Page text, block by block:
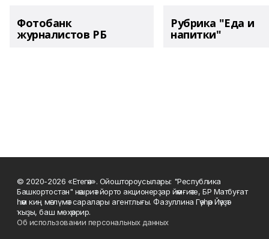
Фотобанк
журналистов РБ
Рубрика "Еда и
напитки"
© 2020-2026 «Етегән». Ойоштороусылары: "Республика
Башкортостан" нәшриәт йорто акционерҙар йәмғиәте, БР Матбуғат
һәм киң мәғлүмәт саралары агентлығы. Фазуллина Гәүһәр Йәүҙәт
ҡыҙы, баш мөхәррир.
Об использовании персональных данных